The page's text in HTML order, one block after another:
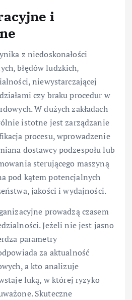
i
z niedoskonałości
błędów ludzkich,
niewystarczającej
czy braku procedur w
W dużych zakładach
istotne jest zarządzanie
procesu, wprowadzenie
dostawcy podzespołu lub
sterującego maszyną
pod kątem potencjalnych
jakości i wydajności.
prowadzą czasem
Jeżeli nie jest jasno
parametry
za aktualność
a kto analizuje
luką, w której ryzyko
Skuteczne